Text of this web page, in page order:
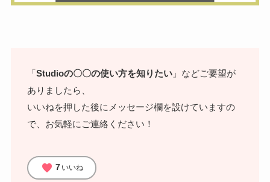
「Studioの〇〇の使い方を知りたい」などご要望が
ありましたら、
いいねを押した後にメッセージ欄を設けていますの
で、お気軽にご連絡ください！
favorite 7 いいね